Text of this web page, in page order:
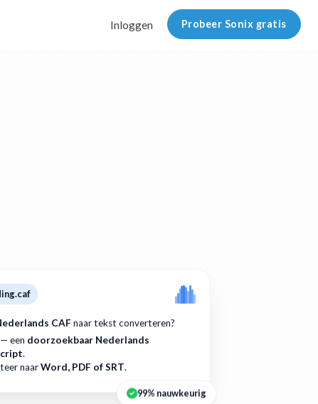
Inloggen Probeer Sonix gratis
CAF naar tekst converteren?
een doorzoekbaar Nederlands
.
naarWord, PDF of SRT.
99% nauwkeurig